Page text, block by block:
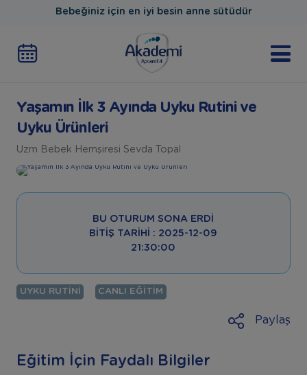
Bebeğiniz için en iyi besin anne sütüdür
Yaşamın İlk 3 Ayında Uyku Rutini ve
Uyku Ürünleri
Uzm Bebek Hemşiresi Sevda Topal
BU OTURUM SONA ERDI
BITIŞ TARIHI : 2025-12-09
21:30:00
UYKU RUTINI CANLI EĞITIM
Paylaş
Eğitim İçin Faydalı Bilgiler